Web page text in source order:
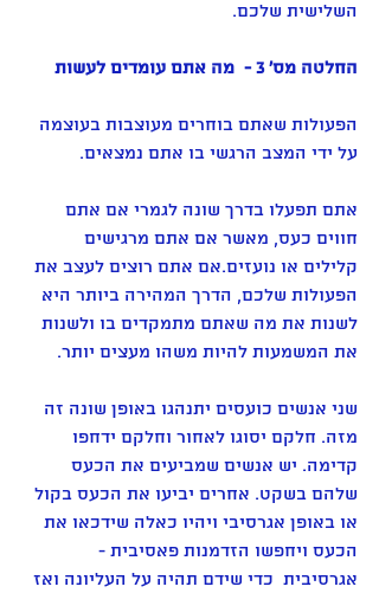
השלישית שלכם.
החלטה מס' 3 -  מה אתם עומדים לעשות
הפעולות שאתם בוחרים מעוצבות בעוצמה
על ידי המצב הרגשי בו אתם נמצאים.
אתם תפעלו בדרך שונה לגמרי אם אתם
חווים כעס, מאשר אם אתם מרגישים
קלילים או נועזים.אם אתם רוצים לעצב את
הפעולות שלכם, הדרך המהירה ביותר היא
לשנות את מה שאתם מתמקדים בו ולשנות
את המשמעות להיות משהו מעצים יותר.
שני אנשים כועסים יתנהגו באופן שונה זה
מזה. חלקם יסוגו לאחור וחלקם ידחפו
קדימה. יש אנשים שמביעים את הכעס
שלהם בשקט. אחרים יביעו את הכעס בקול
או באופן אגרסיבי ויהיו כאלה שידכאו את
הכעס ויחפשו הזדמנות פאסיבית -
אגרסיבית  כדי שידם תהיה על העליונה ואז